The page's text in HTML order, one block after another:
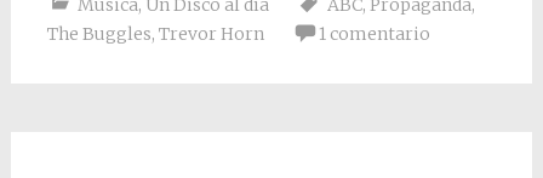
Música, Un Disco al día ABC, Propaganda,
The Buggles, Trevor Horn 1 comentario